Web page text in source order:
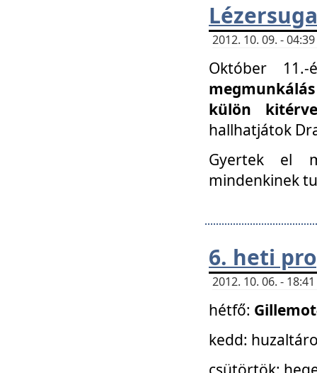
2012. 10. 09. -
Október
külön
hallhatjátok
Gyertek el
mindenkinek
6. heti
2012. 10. 06. -
hétfő:
kedd: